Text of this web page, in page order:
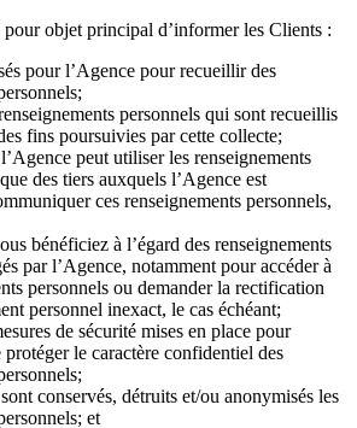
objet principal d’informer les Clients :
pour l’Agence pour recueillir des
personnels qui sont recueillis
fins poursuivies par cette collecte;
peut utiliser les renseignements
des tiers auxquels l’Agence est
ces renseignements personnels,
bénéficiez à l’égard des renseignements
par l’Agence, notamment pour accéder à
personnels ou demander la rectification
personnel inexact, le cas échéant;
de sécurité mises en place pour
le caractère confidentiel des
conservés, détruits et/ou anonymisés les
et